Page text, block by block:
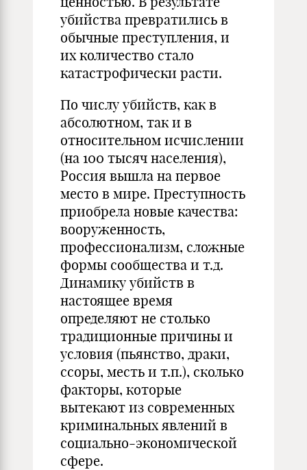
убийства превратились в
обычные преступления, и
их количество стало
катастрофически расти.
По числу убийств, как в
абсолютном, так и в
относительном исчислении
(на 100 тысяч населения),
Россия вышла на первое
место в мире. Преступность
приобрела новые качества:
вооруженность,
профессионализм, сложные
формы сообщества и т.д.
Динамику убийств в
настоящее время
определяют не столько
традиционные причины и
условия (пьянство, драки,
ссоры, месть и т.п.), сколько
факторы, которые
вытекают из современных
криминальных явлений в
социально-экономической
сфере.